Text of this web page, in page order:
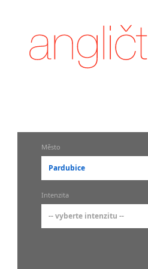
Město
Pardubice
-- vyberte město --
pražské městské části
Intenzita
-- vyberte intenzitu --